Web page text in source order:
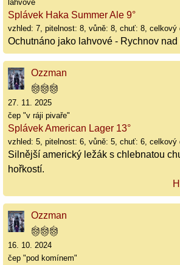
lahvové
Splávek Haka Summer Ale 9°
vzhled: 7, pitelnost: 8, vůně: 8, chuť: 8, celkový
Ochutnáno jako lahvové - Rychnov
Ozzman
27. 11. 2025
čep "v ráji pivaře"
Splávek American Lager 13°
vzhled: 5, pitelnost: 6, vůně: 5, chuť: 6, celkový
Silnější americký ležák s chlebnatou
hořkostí.
Ozzman
16. 10. 2024
čep "pod komínem"